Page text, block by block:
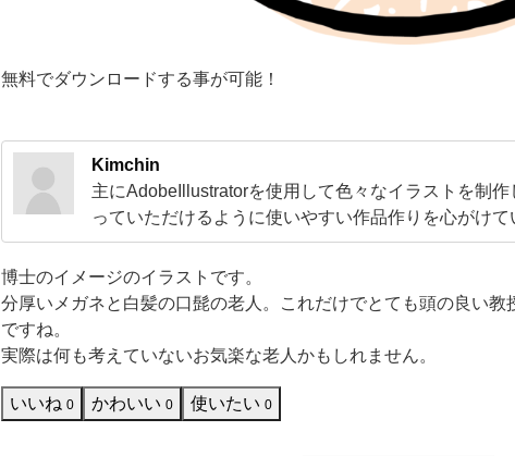
す。
厚
い
メ
ガ
ネ
と
無料でダウンロードする事が可能！
Kimchin
主にAdobeIllustratorを使用して色々なイラストを制
っていただけるように使いやすい作品作りを心がけ
ドして活用してください！ またコメントやリクエス
すのでよろしくお願いいたします。
博士のイメージのイラストです。
分厚いメガネと白髪の口髭の老人。これだけでとても頭の良い
ですね。
実際は何も考えていないお気楽な老人かもしれません。
いいね 0 かわいい 0 使いたい 0